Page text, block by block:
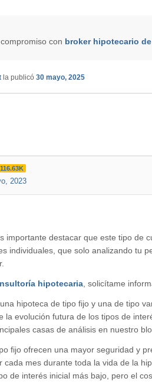
con broker hipotecario
la publicó 30 mayo, 2025
116.63K
2023
importante destacar que este tipo de
individuales, que solo analizando tu
hipotecaria , solicítame
hipoteca de tipo fijo y una de tipo
la evolución futura de los tipos de
casas de análisis en nuestro
fijo ofrecen una mayor seguridad y
cada mes durante toda la vida de la
de interés inicial más bajo, pero el